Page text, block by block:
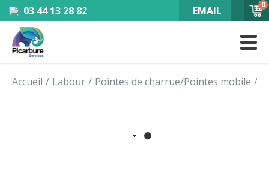
03 44 13 28 82 EMAIL 0
Accueil Labour Pointes de charrue/Pointes mobile